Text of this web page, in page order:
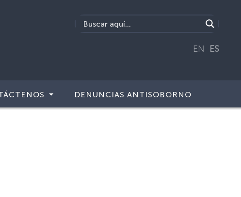
EN ES
DENUNCIAS ANTISOBORNO